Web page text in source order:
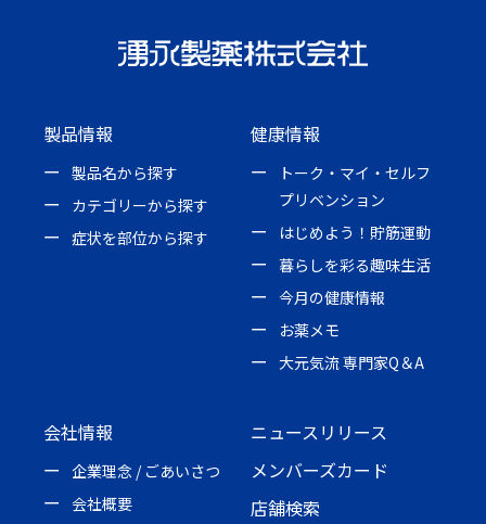
製品情報
製品名から探す
カテゴリーから探す
症状を部位から探す
健康情報
トーク・マイ・セルフ
プリベンション
はじめよう！貯筋運動
暮らしを彩る趣味生活
今月の健康情報
お薬メモ
大元気流 専門家Q＆A
会社情報
企業理念 / ごあいさつ
会社概要
ニュースリリース
メンバーズカード
店舗検索